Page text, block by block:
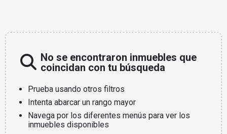
No se encontraron inmuebles que
coincidan con tu búsqueda
Prueba usando otros filtros
Intenta abarcar un rango mayor
Navega por los diferentes menús para ver los
inmuebles disponibles